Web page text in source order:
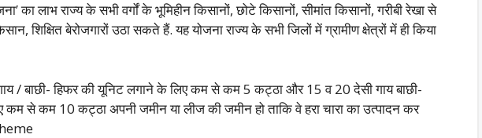
का लाभ राज्य के सभी वर्गों के भूमिहीन किसानों, छोटे किसानों, सीमांत किसानों, गरीबी रेखा से
शिक्षित बेरोजगारों उठा सकते हैं. यह योजना राज्य के सभी जिलों में ग्रामीण क्षेत्रों में ही किया
/ बाछी- हिफर की यूनिट लगाने के लिए कम से कम 5 कट्ठा और 15 व 20 देसी गाय बाछी-
कम से कम 10 कट्ठा अपनी जमीन या लीज की जमीन हो ताकि वे हरा चारा का उत्पादन कर